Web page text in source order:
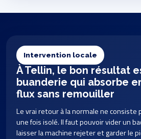
Intervention locale
À Tellin, le bon résultat
buanderie qui absorbe
flux sans remouiller
Le vrai retour à la normale ne consiste
une fois isolé. Il faut pouvoir vider un
laisser la machine rejeter et garder le